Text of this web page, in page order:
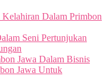
Dalam Primbon
Seni Pertunjukan
Jawa Dalam Bisnis
Jawa Untuk